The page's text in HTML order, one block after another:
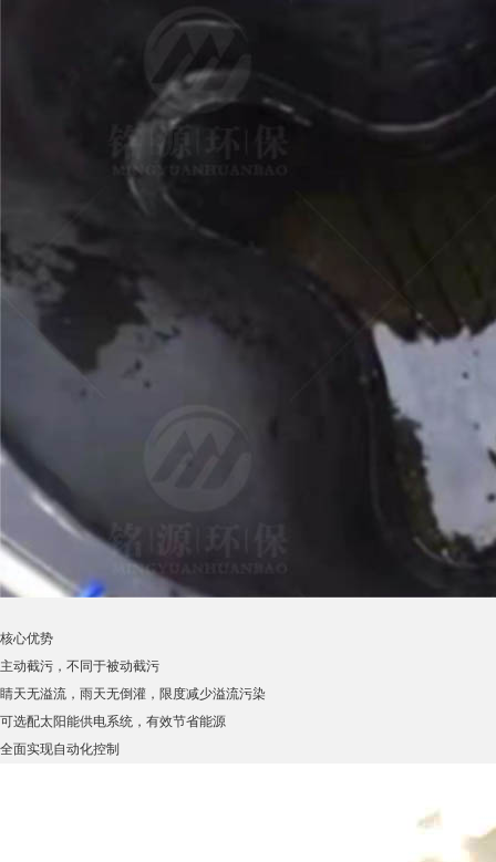
核心优势
主动截污，不同于被动截污
睛天无溢流，雨天无倒灌，限度减少溢流污染
可选配太阳能供电系统，有效节省能源
全面实现自动化控制